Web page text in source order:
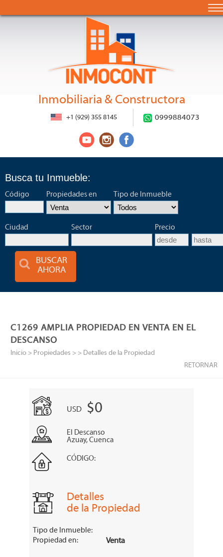
Inmobiliaria & Constructora
+1 (929) 355 8145 0999884073
Busca tu Inmueble:
Código Propiedades en Tipo de Inmueble
Ciudad Sector Precio
BUSCAR
AHORA
C1269 AMPLIA PROPIEDAD EN VENTA EN EL
DESCANSO
Inicio > Propiedades > > Detalles de la Propiedad
RETORNAR
USD $0
El Descanso
Azuay, Cuenca
CÓDIGO:
Detalles
de la Propiedad
Tipo de Inmueble:
Propiedad en:
Venta